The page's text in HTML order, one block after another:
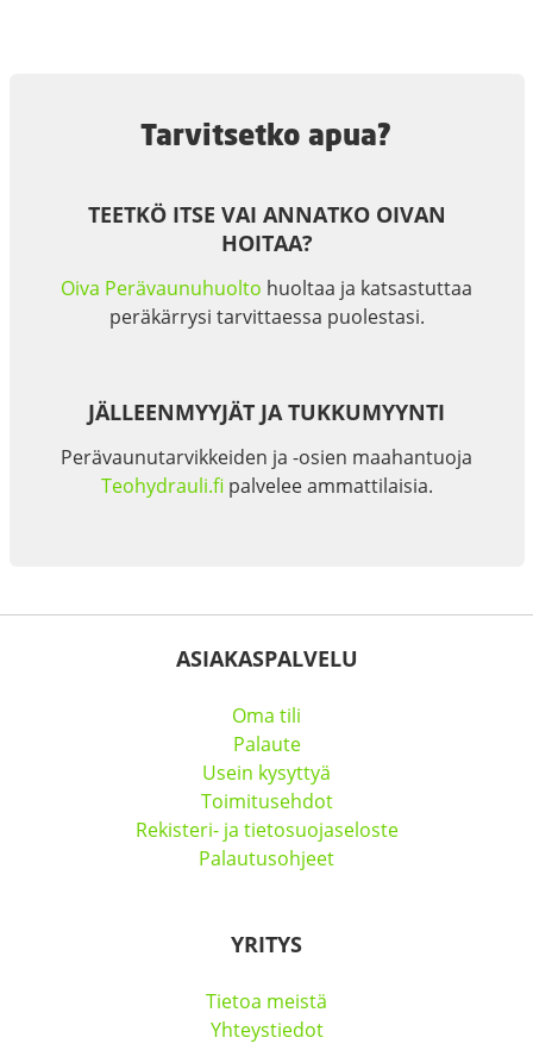
Tarvitsetko apua?
TEETKÖ ITSE VAI ANNATKO OIVAN
HOITAA?
Oiva Perävaunuhuolto huoltaa ja katsastuttaa
peräkärrysi tarvittaessa puolestasi.
JÄLLEENMYYJÄT JA TUKKUMYYNTI
Perävaunutarvikkeiden ja -osien maahantuoja
Teohydrauli.fi palvelee ammattilaisia.
ASIAKASPALVELU
Oma tili
Palaute
Usein kysyttyä
Toimitusehdot
Rekisteri- ja tietosuojaseloste
Palautusohjeet
YRITYS
Tietoa meistä
Yhteystiedot